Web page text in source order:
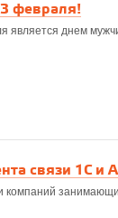
февраля!
является днем
связи 1C и
компаний